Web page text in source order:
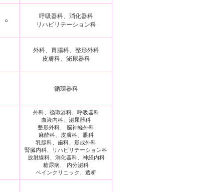
○
呼吸器科、消化器科
リハビリテーション科
外科、胃腸科、整形外科
皮膚科、泌尿器科
循環器科
外科、循環器科、呼吸器科
血液内科、泌尿器科
整形外科、 脳神経外科
麻酔科、皮膚科、眼科
乳腺科、歯科、形成外科
腎臓内科、リハビリテーション科
放射線科、消化器科、神経内科
糖尿病、 内分泌科
ペインクリニック、透析